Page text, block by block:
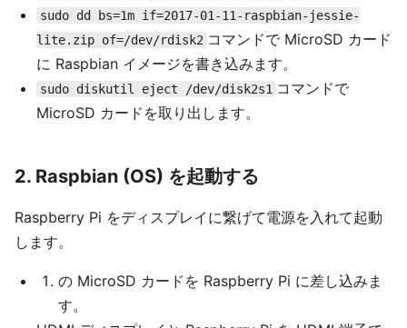
sudo dd bs=1m if=2017-01-11-raspbian-jessie-
lite.zip of=/dev/rdisk2 コマンドで MicroSD カード
に Raspbian イメージを書き込みます。
sudo diskutil eject /dev/disk2s1 コマンドで
MicroSD カードを取り出します。
2. Raspbian (OS) を起動する
Raspberry Pi をディスプレイに繋げて電源を入れて起動
します。
の MicroSD カードを Raspberry Pi に差し込みま
す。